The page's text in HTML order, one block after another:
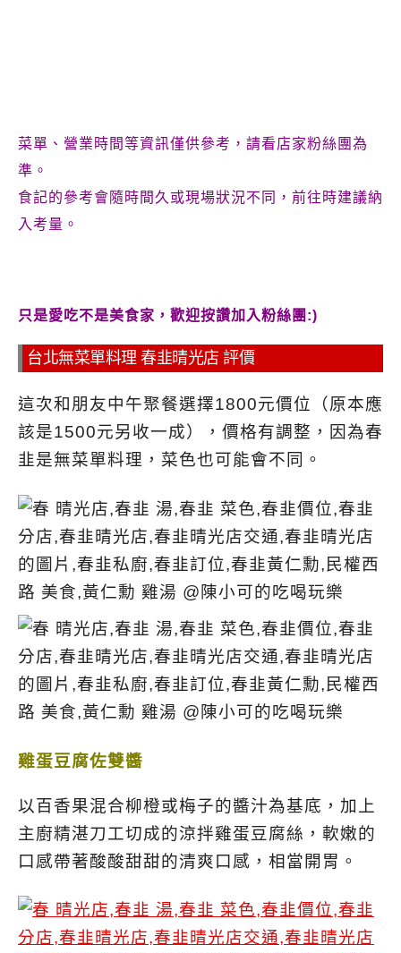
菜單、營業時間等資訊僅供參考，請看店家粉絲團為
準。
食記的參考會隨時間久或現場狀況不同，前往時建議納
入考量。
只是愛吃不是美食家，歡迎按讚加入粉絲團:)
台北無菜單料理 春韭晴光店 評價
這次和朋友中午聚餐選擇1800元價位（原本應
該是1500元另收一成），價格有調整，因為春
韭是無菜單料理，菜色也可能會不同。
雞蛋豆腐佐雙醬
以百香果混合柳橙或梅子的醬汁為基底，加上
主廚精湛刀工切成的涼拌雞蛋豆腐絲，軟嫩的
口感帶著酸酸甜甜的清爽口感，相當開胃。